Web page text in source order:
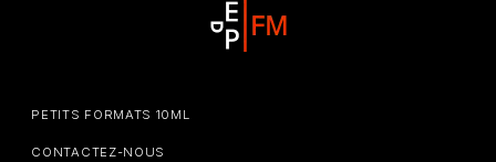
PETITS FORMATS 10ML
CONTACTEZ-NOUS